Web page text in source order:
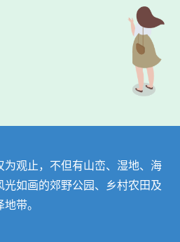
观止，不但有山峦、湿地、海
如画的郊野公园、乡村农田及
带。